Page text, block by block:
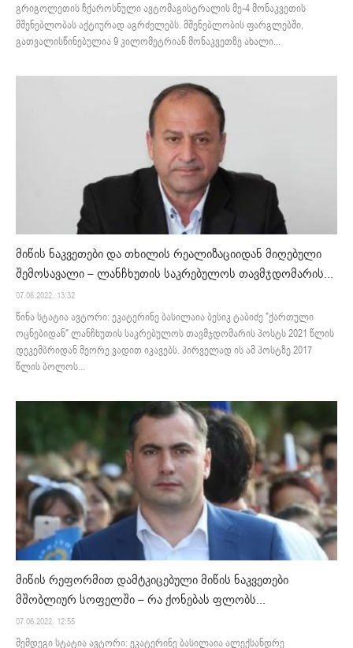
გრიგოლეთის ჩქაროსნული ავტომაგისტრალის მე-4 მონაკვეთის
მშენებლობას აქტიურად აგრძელებს. მშენებლობის ფარგლებში,
გათვალისწინებულია 9 კილომეტრიან მონაკვეთზე ახალი...
მიწის ნაკვეთები და თხილის რეალიზაციიდან მიღებული
შემოსავალი – ლანჩხუთის საკრებულოს თავმჯდომარის...
07.06.2022. 13:32
წინა სტატია ავტორი: ეკატერინე ბასილაია ბესიკ ტაბიძე "ქართული
ოცნებიდან" ლანჩხუთის საკრებულოს თავმჯდომარის პოსტს 2021 წლის
დეკემბრიდან მეორე ვადით იკავებს. პირველად ის ამ პოსტზე 2017
წლის ბოლოს...
მიწის რეფორმით დამტკიცებული მიწის ნაკვეთები
მშობლიურ სოფელში – რა ქონებას ფლობს...
07.06.2022. 12:55
შემდეგი სტატია ავტორი: ეკატერინე ბასილაია ალექსანდრე